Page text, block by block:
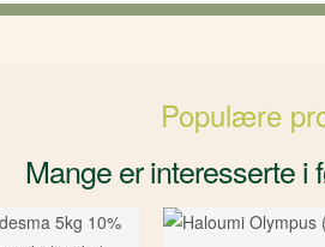
Populære
Mange er interesserte i